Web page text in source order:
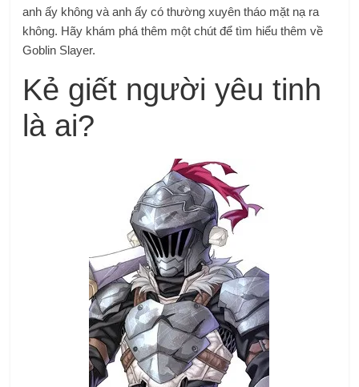
anh ấy không và anh ấy có thường xuyên tháo mặt nạ ra
không. Hãy khám phá thêm một chút để tìm hiểu thêm về
Goblin Slayer.
Kẻ giết người yêu tinh
là ai?